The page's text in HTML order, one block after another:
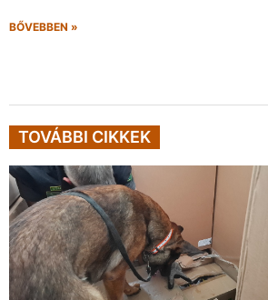
BŐVEBBEN »
TOVÁBBI CIKKEK